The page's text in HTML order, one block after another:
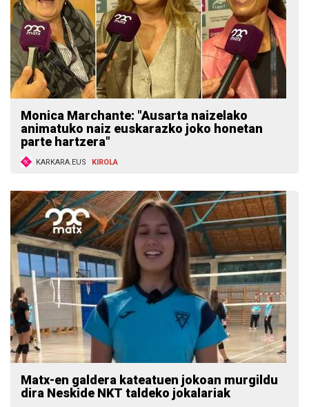
Monica Marchante: "Ausarta naizelako
animatuko naiz euskarazko joko honetan
parte hartzera"
KARKARA.EUS KIROLA
Matx-en galdera kateatuen jokoan murgildu
dira Neskide NKT taldeko jokalariak